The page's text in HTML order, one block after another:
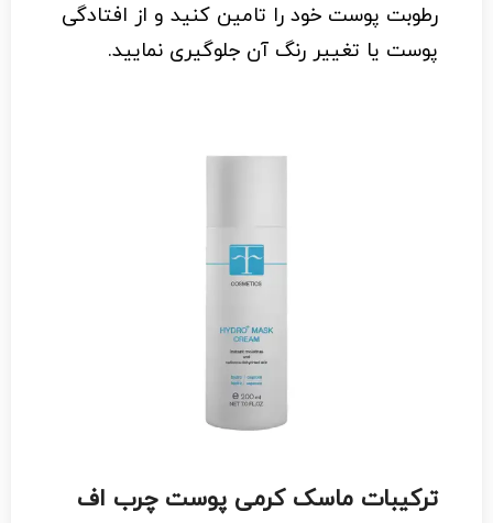
رطوبت پوست خود را تامین کنید و از افتادگی
پوست یا تغییر رنگ آن جلوگیری نمایید.
ترکیبات ماسک کرمی پوست چرب اف